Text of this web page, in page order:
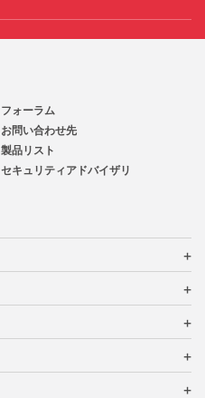
フォーラム
お問い合わせ先
製品リスト
セキュリティアドバイザリ